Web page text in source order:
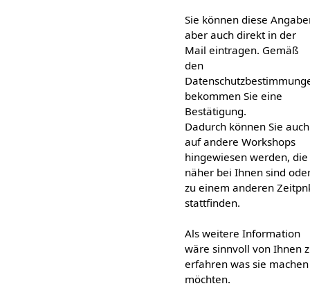
Sie können diese
aber auch direkt in der
Mail eintragen. Gemäß
den
bekommen Sie eine
Bestätigung.
Dadurch können Sie auch
auf andere Workshops
hingewiesen werden, die
näher bei Ihnen sind
zu einem anderen
stattfinden.
Als weitere Information
wäre sinnvoll von Ihnen
erfahren was sie machen
möchten.